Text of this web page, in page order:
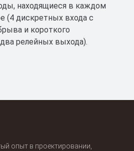
находящиеся в каждом
(4 дискретных входа с
и короткого
релейных выхода).
опыт в проектировании,